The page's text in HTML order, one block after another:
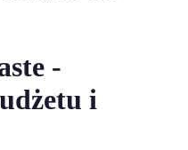
-
i